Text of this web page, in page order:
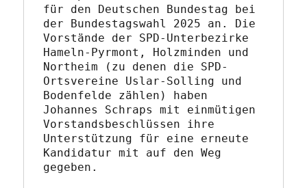
für den Deutschen Bundestag bei
der Bundestagswahl 2025 an. Die
Vorstände der SPD-Unterbezirke
Hameln-Pyrmont, Holzminden und
Northeim (zu denen die SPD-
Ortsvereine Uslar-Solling und
Bodenfelde zählen) haben
Johannes Schraps mit einmütigen
Vorstandsbeschlüssen ihre
Unterstützung für eine erneute
Kandidatur mit auf den Weg
gegeben.